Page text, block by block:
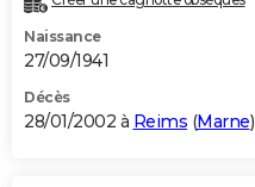
Naissance
27/09/1941
Décès
28/01/2002 à Reims (Marne)